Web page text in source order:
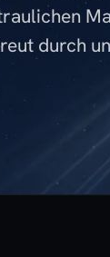
durch